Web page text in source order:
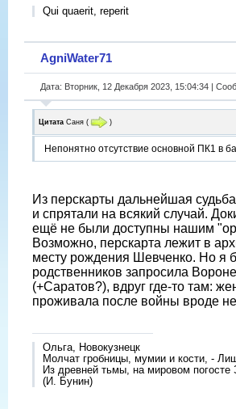
Qui quaerit, reperit
AgniWater71
Дата: Вторник, 12 Декабря 2023, 15:04:34 |
Цитата Саня ( )
Непонятно отсутствие основной ПК1 в
Из перскарты дальнейшая
и спрятали на всякий случай.
ещë не были доступны нашим
Возможно, перскарта лежит в
месту рождения Шевченко. Но я
родственников запросила
(+Саратов?), вдруг где-то там:
проживала после войны вроде
Ольга, Новокузнецк
Молчат гробницы, мумии и кости, -
Из древней тьмы, на мировом
(И. Бунин)